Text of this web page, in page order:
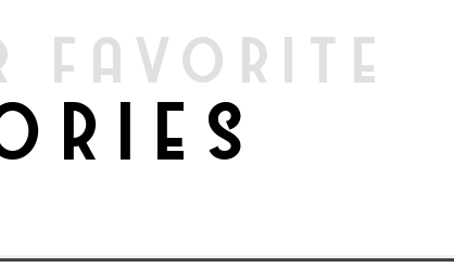
FAVORITE